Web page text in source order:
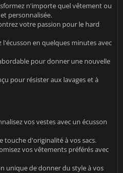
n'importe quel vêtement ou
personnalisée.
votre passion pour le hard
l'écusson en quelques minutes avec
pour donner une nouvelle
pour résister aux lavages et à
vos vestes avec un écusson
touche d'originalité à vos sacs.
vos vêtements préférés avec
unique de donner du style à vos